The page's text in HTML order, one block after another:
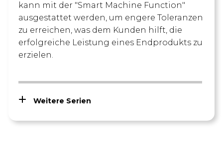
kann mit der "Smart Machine Function"
ausgestattet werden, um engere Toleranzen
zu erreichen, was dem Kunden hilft, die
erfolgreiche Leistung eines Endprodukts zu
erzielen.
Weitere Serien